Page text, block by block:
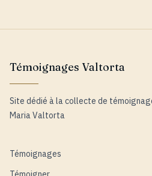
Témoignages Valtorta
Site dédié à la collecte de
Maria Valtorta
Témoignages